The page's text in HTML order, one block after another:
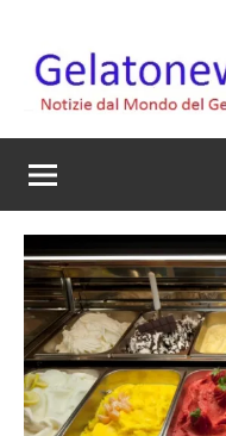
contenuto
Gelato
News
mondo
del
artigianale